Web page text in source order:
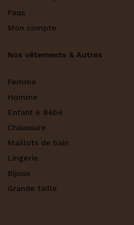
Faqs
Mon compte
Nos vêtements & Autres
Femme
Homme
Enfant é Bébé
Chaussure
Maillots de bain
Lingerie
Bijoux
Grande taille